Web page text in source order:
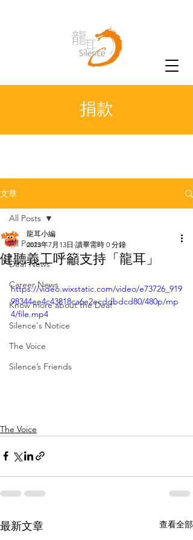
捐款
文章
All Posts
Deaf News
Career News
Know more about the Deaf
Silence's Notice
The Voice
Silence’s Friends
All Posts
健聽義工呼籲支持「龍耳」
龍耳小編
2023年7月13日 讀畢需時 0 分鐘
https://video.wixstatic.com/video/e73726_919
98344ee4c43818ca6e2ecddbdcd80/480p/mp
4/file.mp4
The Voice
最新文章 查看全部